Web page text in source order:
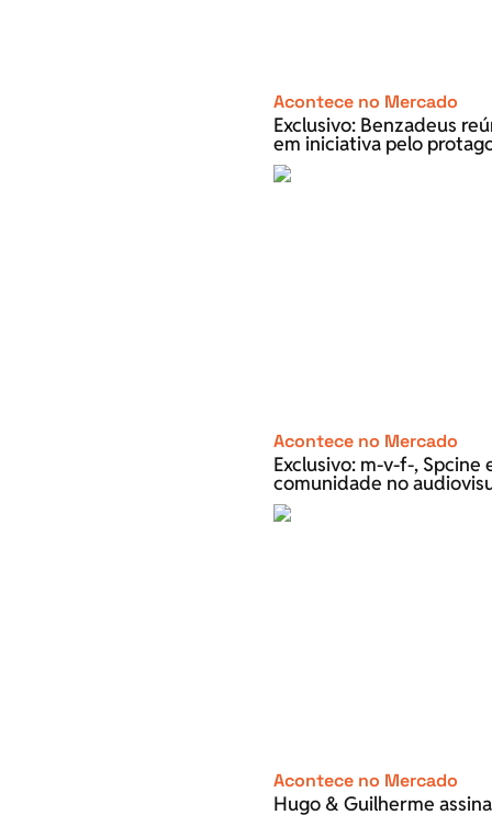
Acontece no Mercado
Exclusivo: Benzadeus
em iniciativa pelo
Acontece no Mercado
Exclusivo: m-v-f-,
comunidade no
Acontece no Mercado
Hugo & Guilherme